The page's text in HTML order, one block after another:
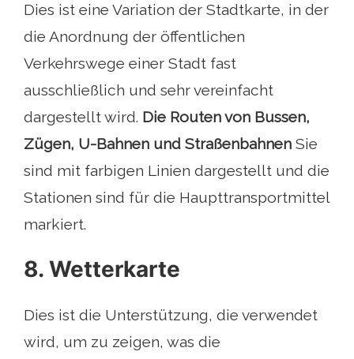
Dies ist eine Variation der Stadtkarte, in der
die Anordnung der öffentlichen
Verkehrswege einer Stadt fast
ausschließlich und sehr vereinfacht
dargestellt wird. Die Routen von Bussen,
Zügen, U-Bahnen und Straßenbahnen Sie
sind mit farbigen Linien dargestellt und die
Stationen sind für die Haupttransportmittel
markiert.
8. Wetterkarte
Dies ist die Unterstützung, die verwendet
wird, um zu zeigen, was die